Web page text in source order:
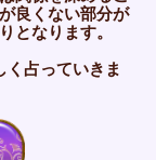
良くない部分が
となります。
く占っていきま